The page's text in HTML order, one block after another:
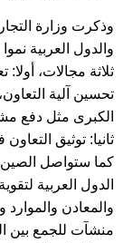
وذكرت وزارة
والدول العربية
ثلاثة مجالات،
تحسين آلية
الكبرى مثل دفع
ثانيا: توثيق
كما ستواصل الصين
الدول العربية
والمعادن والموارد
منشآت للجمع بين